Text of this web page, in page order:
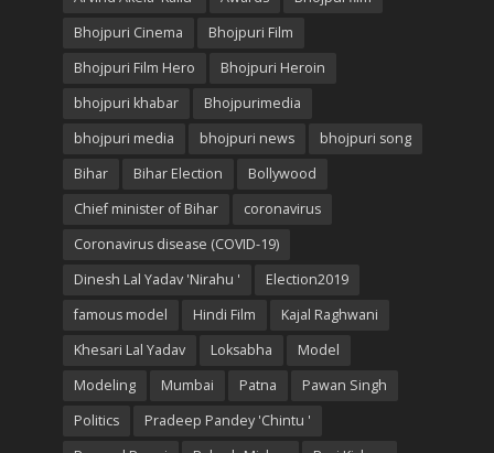
Bhojpuri Cinema
Bhojpuri Film
Bhojpuri Film Hero
Bhojpuri Heroin
bhojpuri khabar
Bhojpurimedia
bhojpuri media
bhojpuri news
bhojpuri song
Bihar
Bihar Election
Bollywood
Chief minister of Bihar
coronavirus
Coronavirus disease (COVID-19)
Dinesh Lal Yadav 'Nirahu '
Election2019
famous model
Hindi Film
Kajal Raghwani
Khesari Lal Yadav
Loksabha
Model
Modeling
Mumbai Patna
Pawan Singh
Politics
Pradeep Pandey 'Chintu '